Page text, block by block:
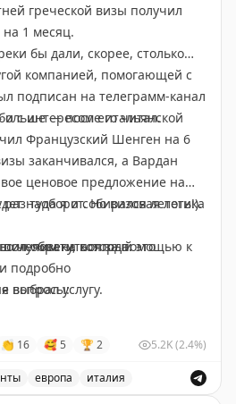
«Ладошки дружбы»,
«День Отца»- это лишь
мы придумываем, чтобы
для ваших малышей
✈️🎨🎶
чтобы увидеть лишь
прекрасных пассажиров!📸
вам за доверие и будем
вас и ваших детей!🤗
#детивовнуково
#благодарность
#VKO
греческой визы получил
1 месяц.
бы дали, скорее, cтолько
— после итальянской
Французский Шенген на 6
наоборот. Но визовая логика
человеку, который это
компанией, помогающей с
подписан на телеграмм-канал
и с интересом его читал.
заканчивался, а Вардан
ценовое предложение на
туда я и собирался лететь!).
обратиться за помощью к
подробно
выбрал услугу.
Но решил рискнуть и заплатил
ловится слот на подачу в
на полгода.
вопросы:
👏 16 🥰5 🏆 2 5.2K(2.4%)
европа италия